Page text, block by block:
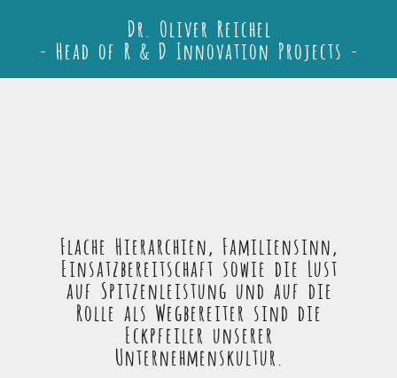
Dr. Oliver Reichel
- Head of R & D Innovation Projects -
Flache Hierarchien, Familiensinn,
Einsatzbereitschaft sowie die Lust
auf Spitzenleistung und auf die
Rolle als Wegbereiter sind die
Eckpfeiler unserer
Unternehmenskultur.